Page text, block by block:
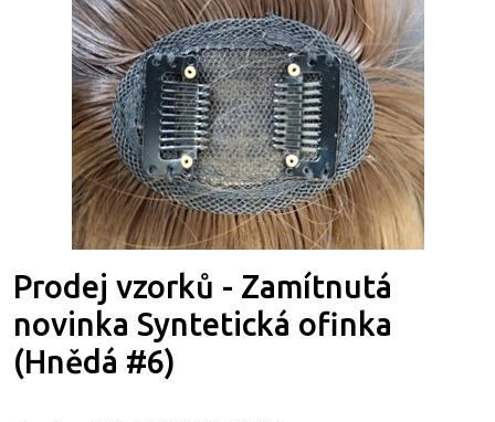
Prodej vzorků - Zamítnutá
novinka Syntetická ofinka
(Hnědá #6)